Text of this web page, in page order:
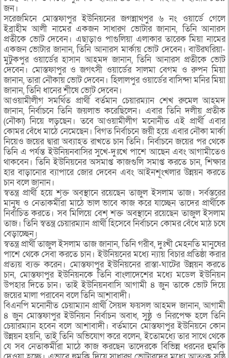
জন।
সরেজমিনে মোস্তফাপুর ইউনিয়নের জগন্নাথপুর ৬ নং ওয়ার্ডে গেলে
ইব্রাহীম আলী নামের একজন সাধারণ ভোটার জানান, তিনি আনারস
প্রতীকে ভোট দেবেন। এছাড়াও পাগুলিয়া এলাকার তারেক মিয়া নামের
একজন ভোটার জানান, তিনি আনারস মার্কায় ভোট দেবেন। বাউরঘরিয়া-
মুটুকপুর ওয়ার্ডের হাসান আহমদ জানান, তিনি আনারস প্রতীকে ভোট
দেবেন। মোস্তফাপুর ও জগৎসী ওয়ার্ডের সালমা বেগম ও রুপন মিয়া
জানান, তারা নৌকায় ভোট দেবেন। হিলালপুর ওয়ার্ডের বাসিন্দা মনির মিয়া
জানান, তিনি ধানের শীষে ভোট দেবেন।
আওয়ামীলীগ সমর্থিত প্রার্থী বর্তমান চেয়ারম্যান শেখ রুমেল আহমদ
জানান, নির্বাচনে তিনি জয়লাভ করেছিলেন। এবার তিনি দলীয় প্রতীক
(নৌকা) নিয়ে লড়ছেন। তবে আওয়ামীলীগ মনোনীত এই প্রার্থী এবার
কোমর বেঁধে মাঠে নেমেছেন। বিগত নির্বাচনে জয়ী হয়ে এবার নৌকা মার্কা
নিয়েও জয়ের দ্বারা অব্যাহত রাখতে চান তিনি। নির্বাচনে জয়ের পর থেকে
তিনি এ পর্যন্ত ইউনিয়নবাসির সুখে-দুঃখে পাশে আছেন এবং আগামীতেও
থাকবেন। তিনি ইউনিয়নের অসমাপ্ত কাজগুলি সমাপ্ত করতে চান, শিক্ষার
হার বাড়ানোর ব্যাপারে জোর দেবেন এবং আইনশূংখলার উন্নয়ন করতে
চান বলে জানান।
স্বতন্ত্র প্রার্থী হয়ে শক্ত অবস্থানে রয়েছেন তাজুল ইসলাম তাজ। সর্বস্তরের
মানুষ ও নেতাকর্মীরা মাঠে ভাল ভাবে কাজ করে যাচ্ছেন তাদের প্রার্থীকে
নির্বাচিত করতে। সব মিলিয়ে বেশ শক্ত অবস্থানে রয়েছেন তাজুল ইসলাম
তাজ। তিনি স্বতন্ত্র চেয়ারম্যান প্রার্থী হিসেবে নির্বাচনে কোমর বেঁধে মাঠ চষে
বেড়াচ্ছেন।
স্বতন্ত্র প্রার্থী তাজুল ইসলাম তাজ জানান, তিনি গরীব, দুঃখী মেহনতি মানুষের
পাশে থেকে সেবা করতে চান। ইউনিয়নের মধ্যে ন্যায় বিচার প্রতিষ্ঠা করার
প্রত্যয় ব্যক্ত করেন। মোস্তফাপুর ইউনিয়নের রাস্তা-ঘাটের উন্নয়ন করতে
চান, মোস্তফাপুর ইউনিয়নকে তিনি বাংলাদেশের মধ্যে মডেল ইউনিয়ন
উপহার দিতে চান। তাই ইউনিয়নবাসি আগামী ৪ জুন তাকে ভোট দিয়ে
জয়ের মালা পরাবেন বলে তিনি আশাবাদী।
বিএনপি মনোনীত চেয়াম্যান প্রার্থী সৈয়দ ফয়সল আহমদ জানান, আগামী
৪ জুন মোস্তফাপুর ইউনিয়ন নির্বাচন অবাধ, সুষ্ঠু ও নিরপেক্ষ হলে তিনি
চেয়ারম্যান হবেন বলে আশাবাদী। বর্তমানে মোস্তফাপুর ইউনিয়নে কোন
উন্নয়ন হয়নি, তাই তিনি অভিযোগ করে বলেন, ইতোমধ্যে তার সাথে থেকে
যে সব নেতাকর্মীরা মাঠে কাজ করছেন তাদেরকে বিভিন্ন ধরনের হুমকি